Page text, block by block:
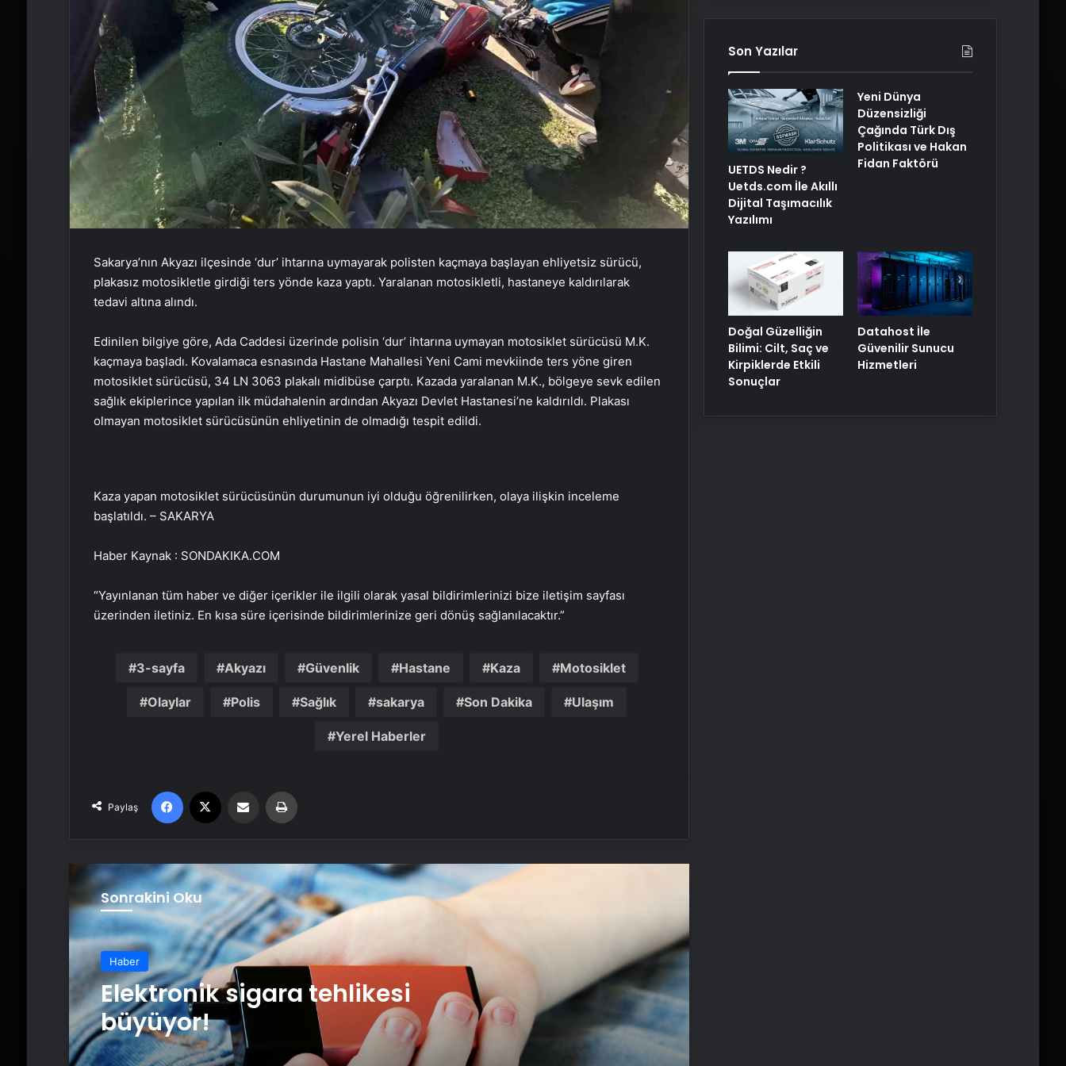
Sakarya’nın Akyazı ilçesinde ‘dur’ ihtarına uymayarak polisten kaçmaya başlayan ehliyetsiz sürücü,
plakasız motosikletle girdiği ters yönde kaza yaptı. Yaralanan motosikletli, hastaneye kaldırılarak
tedavi altına alındı.
Edinilen bilgiye göre, Ada Caddesi üzerinde polisin ‘dur’ ihtarına uymayan motosiklet sürücüsü M.K.
kaçmaya başladı. Kovalamaca esnasında Hastane Mahallesi Yeni Cami mevkiinde ters yöne giren
motosiklet sürücüsü, 34 LN 3063 plakalı midibüse çarptı. Kazada yaralanan M.K., bölgeye sevk edilen
sağlık ekiplerince yapılan ilk müdahalenin ardından Akyazı Devlet Hastanesi’ne kaldırıldı. Plakası
olmayan motosiklet sürücüsünün ehliyetinin de olmadığı tespit edildi.
Kaza yapan motosiklet sürücüsünün durumunun iyi olduğu öğrenilirken, olaya ilişkin inceleme
başlatıldı. – SAKARYA
Haber Kaynak : SONDAKIKA.COM
“Yayınlanan tüm haber ve diğer içerikler ile ilgili olarak yasal bildirimlerinizi bize iletişim sayfası
üzerinden iletiniz. En kısa süre içerisinde bildirimlerinize geri dönüş sağlanılacaktır.”
3-sayfa Akyazı Güvenlik Hastane Kaza Motosiklet
Olaylar Polis Sağlık sakarya Son Dakika Ulaşım
Yerel Haberler
Paylaş
Facebook Email'den paylaş
Sonrakini Oku
Haber
Elektronik sigara tehlikesi
büyüyor!
Elektronik sigara tehlikesi büyüyor!
Aile hekimliklerinde ikamete dayalı
ABD’li adamın yılan zehrine karşı
bağışıklık kazanma deneyimi, yeni
panzehir çalışmalarına ilham oldu
‘Kalp krizi geçirirken öksürün’ inanışı,
şehir efsanesi
Son Yazılar
UETDS Nedir ?
Uetds.com İle Akıllı
Dijital Taşımacılık
Yazılımı
Yeni Dünya
Düzensizliği
Çağında Türk Dış
Politikası ve Hakan
Fidan Faktörü
Doğal Güzelliğin
Bilimi: Cilt, Saç ve
Kirpiklerde Etkili
Sonuçlar
Datahost İle
Güvenilir Sunucu
Hizmetleri